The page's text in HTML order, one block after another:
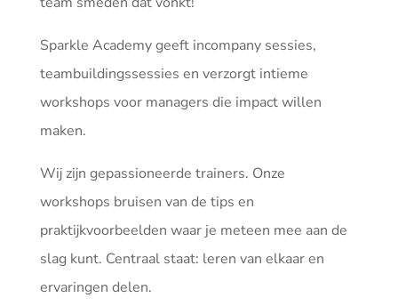
Sparkle Academy geeft incompany sessies,
teambuildingssessies en verzorgt intieme
workshops voor managers die impact willen
maken.
Wij zijn gepassioneerde trainers. Onze
workshops bruisen van de tips en
praktijkvoorbeelden waar je meteen mee aan de
slag kunt. Centraal staat: leren van elkaar en
ervaringen delen.